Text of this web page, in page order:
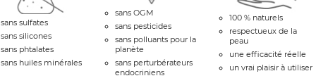
sans sulfates
sans silicones
sans phtalates
sans huiles minérales
sans OGM
sans pesticides
sans polluants pour la
planète
sans perturbérateurs
endocriniens
100 % naturels
respectueux de la
peau
une efficacité réelle
un vrai plaisir à utiliser